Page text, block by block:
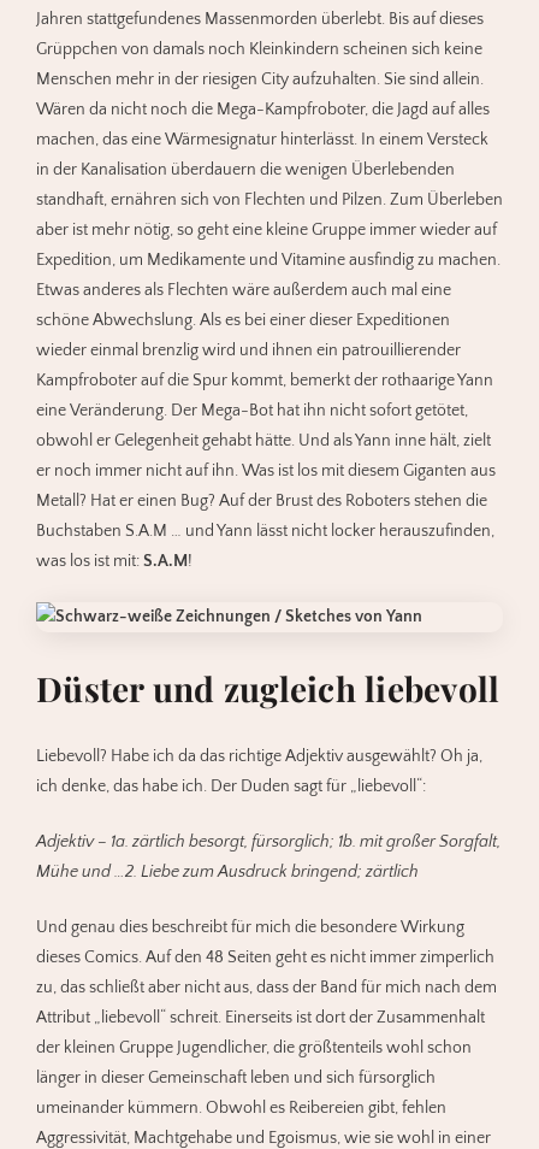
Jahren stattgefundenes Massenmorden überlebt. Bis auf dieses
Grüppchen von damals noch Kleinkindern scheinen sich keine
Menschen mehr in der riesigen City aufzuhalten. Sie sind allein.
Wären da nicht noch die Mega-Kampfroboter, die Jagd auf alles
machen, das eine Wärmesignatur hinterlässt. In einem Versteck
in der Kanalisation überdauern die wenigen Überlebenden
standhaft, ernähren sich von Flechten und Pilzen. Zum Überleben
aber ist mehr nötig, so geht eine kleine Gruppe immer wieder auf
Expedition, um Medikamente und Vitamine ausfindig zu machen.
Etwas anderes als Flechten wäre außerdem auch mal eine
schöne Abwechslung. Als es bei einer dieser Expeditionen
wieder einmal brenzlig wird und ihnen ein patrouillierender
Kampfroboter auf die Spur kommt, bemerkt der rothaarige Yann
eine Veränderung. Der Mega-Bot hat ihn nicht sofort getötet,
obwohl er Gelegenheit gehabt hätte. Und als Yann inne hält, zielt
er noch immer nicht auf ihn. Was ist los mit diesem Giganten aus
Metall? Hat er einen Bug? Auf der Brust des Roboters stehen die
Buchstaben S.A.M … und Yann lässt nicht locker herauszufinden,
was los ist mit:S.A.M!
Düster und zugleich liebevoll
Liebevoll? Habe ich da das richtige Adjektiv ausgewählt? Oh ja,
ich denke, das habe ich. Der Duden sagt für „liebevoll“:
Adjektiv – 1a. zärtlich besorgt, fürsorglich; 1b. mit großer Sorgfalt,
Mühe und …2. Liebe zum Ausdruck bringend; zärtlich
Und genau dies beschreibt für mich die besondere Wirkung
dieses Comics. Auf den 48 Seiten geht es nicht immer zimperlich
zu, das schließt aber nicht aus, dass der Band für mich nach dem
Attribut „liebevoll“ schreit. Einerseits ist dort der Zusammenhalt
der kleinen Gruppe Jugendlicher, die größtenteils wohl schon
länger in dieser Gemeinschaft leben und sich fürsorglich
umeinander kümmern. Obwohl es Reibereien gibt, fehlen
Aggressivität, Machtgehabe und Egoismus, wie sie wohl in einer